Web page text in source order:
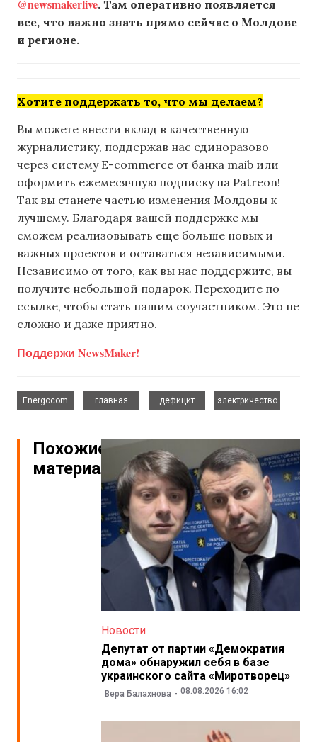
@newsmakerlive. Там оперативно появляется
все, что важно знать прямо сейчас о Молдове
и регионе.
Хотите поддержать то, что мы делаем?
Вы можете внести вклад в качественную
журналистику, поддержав нас единоразово
через систему E-commerce от банка maib или
оформить ежемесячную подписку на Patreon!
Так вы станете частью изменения Молдовы к
лучшему. Благодаря вашей поддержке мы
сможем реализовывать еще больше новых и
важных проектов и оставаться независимыми.
Независимо от того, как вы нас поддержите, вы
получите небольшой подарок. Переходите по
ссылке, чтобы стать нашим соучастником. Это не
сложно и даже приятно.
Поддержи NewsMaker!
Energocom
главная
дефицит
электричество
Похожие
материалы
Новости
Депутат от партии «Демократия
дома» обнаружил себя в базе
украинского сайта «Миротворец»
Вера Балахнова 08.08.2026 16:02